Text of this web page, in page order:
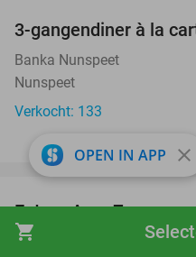
shopping_cart
3-gangendiner à la
Banka Nunspeet
Nunspeet
Verkocht: 133
Entree AquaZoo
AquaZoo
OPEN IN APP close